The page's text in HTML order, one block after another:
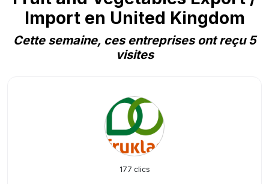
Import en United Kingdom
Cette semaine, ces entreprises ont reçu 5
visites
177 clics